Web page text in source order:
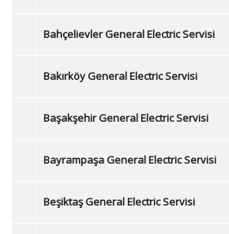
Bahçelievler General Electric Servisi
Bakırköy General Electric Servisi
Başakşehir General Electric Servisi
Bayrampaşa General Electric Servisi
Beşiktaş General Electric Servisi